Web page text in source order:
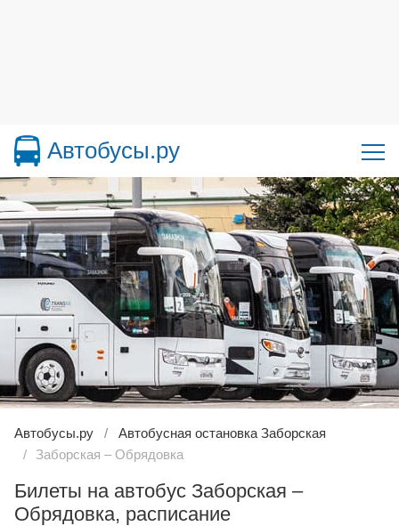
Автобусы.ру
Автобусы.ру
Автобусная остановка Заборская
Заборская – Обрядовка
Билеты на автобус Заборская –
Обрядовка, расписание